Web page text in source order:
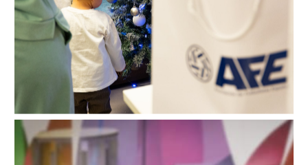
Visitas hospitales 2023